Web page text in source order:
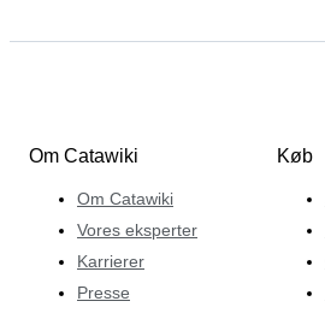
Om Catawiki
Om Catawiki
Vores eksperter
Karrierer
Presse
Køb